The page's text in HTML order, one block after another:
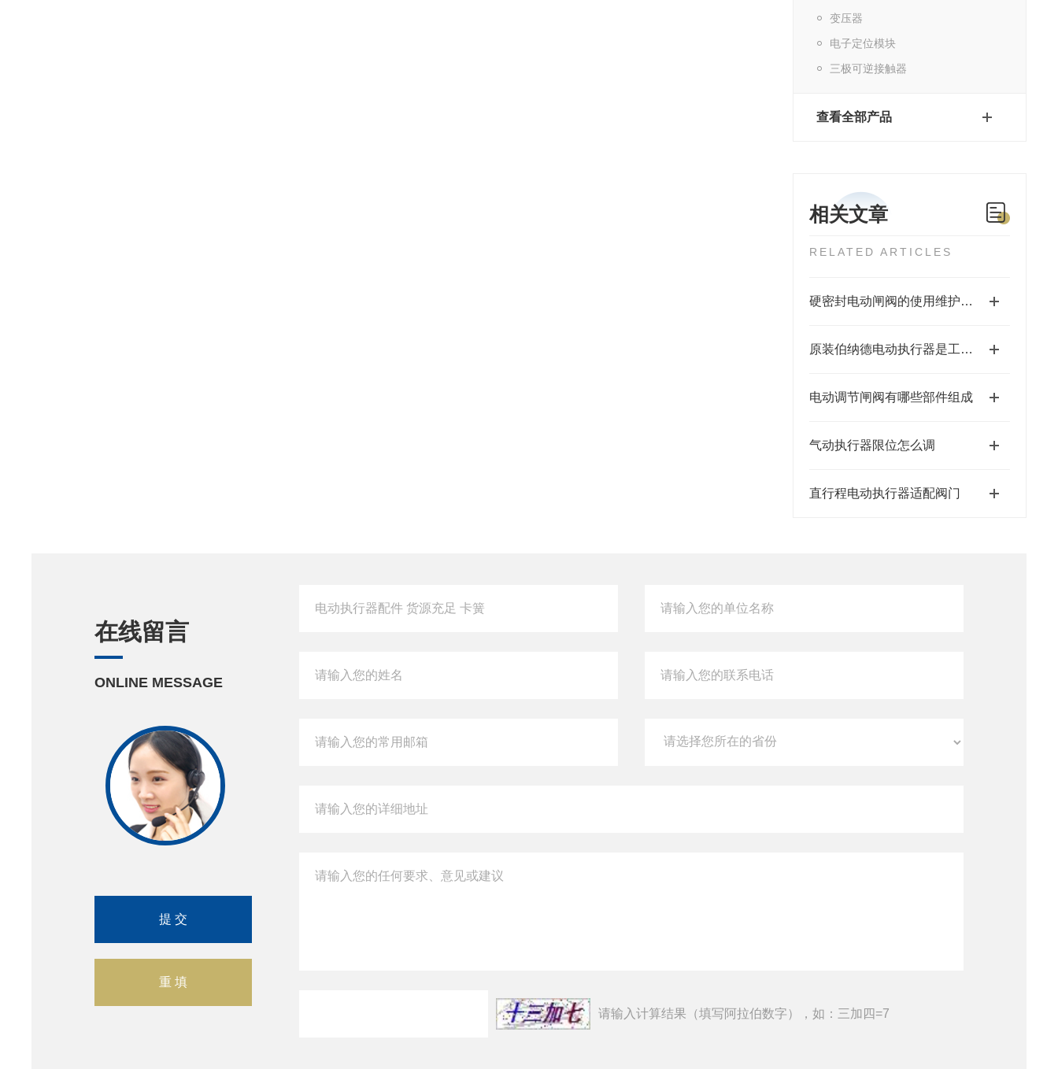
变压器
电子定位模块
三极可逆接触器
查看全部产品
相关文章
RELATED ARTICLES
硬密封电动闸阀的使用维护注意事项有哪几条呢？
原装伯纳德电动执行器是工业自动化的可靠之选
电动调节闸阀有哪些部件组成
气动执行器限位怎么调
直行程电动执行器适配阀门
在线留言
ONLINE MESSAGE
请输入计算结果（填写阿拉伯数字），如：三加四=7